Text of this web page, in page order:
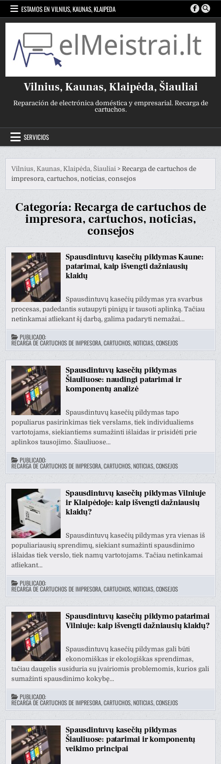
contenido
ESTAMOS EN VILNIUS, KAUNAS, KLAIPEDA
Vilnius, Kaunas, Klaipėda, Šiauliai
Reparación de electrónica doméstica y empresarial. Recarga de
cartuchos.
SERVICIOS
Vilnius, Kaunas, Klaipėda, Šiauliai >Recarga de cartuchos de
impresora, cartuchos, noticias, consejos
Categoría:Recarga de cartuchos de
impresora, cartuchos, noticias,
consejos
Spausdintuvų kasečių pildymas Kaune:
patarimai, kaip išvengti dažniausių
klaidų
Spausdintuvų kasečių pildymas yra svarbus
procesas, padedantis sutaupyti pinigų ir tausoti aplinką. Tačiau
netinkamai atliekant šį darbą, galima padaryti nemažai…
PUBLICADO:
RECARGA DE CARTUCHOS DE IMPRESORA, CARTUCHOS, NOTICIAS, CONSEJOS
Spausdintuvų kasečių pildymas
Šiauliuose: naudingi patarimai ir
komponentų analizė
Spausdintuvų kasečių pildymas tapo
populiarus pasirinkimas tiek verslams, tiek individualiems
vartotojams, siekiantiems sumažinti išlaidas ir prisidėti prie
aplinkos tausojimo. Šiauliuose…
PUBLICADO:
RECARGA DE CARTUCHOS DE IMPRESORA, CARTUCHOS, NOTICIAS, CONSEJOS
Spausdintuvų kasečių pildymas Vilniuje
ir Klaipėdoje: kaip išvengti dažniausių
klaidų?
Spausdintuvų kasečių pildymas yra vienas iš
populiariausių sprendimų, siekiant sumažinti spausdinimo
išlaidas tiek verslo, tiek namų vartotojams. Tačiau netinkamai
atliekant…
PUBLICADO:
RECARGA DE CARTUCHOS DE IMPRESORA, CARTUCHOS, NOTICIAS, CONSEJOS
Spausdintuvų kasečių pildymo patarimai
Vilniuje: kaip išvengti dažniausių klaidų?
Spausdintuvų kasečių pildymas gali būti
ekonomiškas ir ekologiškas sprendimas,
tačiau daugelis susiduria su įvairiomis problemomis, kurios gali
sumažinti spausdinimo kokybę…
PUBLICADO:
RECARGA DE CARTUCHOS DE IMPRESORA, CARTUCHOS, NOTICIAS, CONSEJOS
Spausdintuvų kasečių pildymas
Šiauliuose: patarimai ir komponentų
veikimo principai